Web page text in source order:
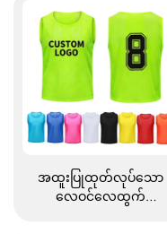
အထူးပြုထုတ်လုပ်သော
လေဝင်လေထွက်